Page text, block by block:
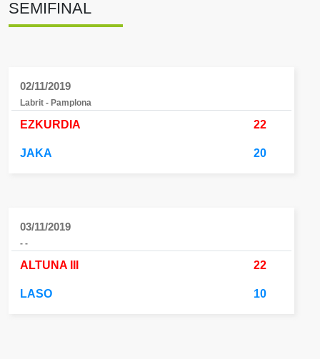
SEMIFINAL
02/11/2019
Labrit - Pamplona
EZKURDIA 22
JAKA 20
03/11/2019
- -
ALTUNA III 22
LASO 10